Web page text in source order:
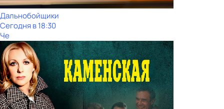
Дальнобойщики
Сегодня в 18:30
Че